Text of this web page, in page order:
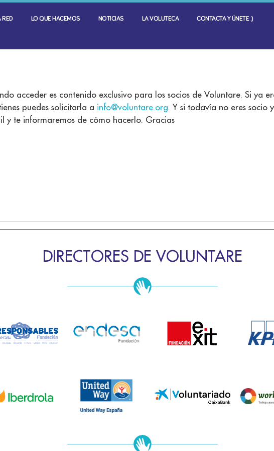
RED LO QUE HACEMOS NOTICIAS LA VOLUTECA CONTACTA Y ÚNETE :)
acceder es contenido exclusivo para los socios de Voluntare. Si ya
puedes solicitarla a info@voluntare.org. Y si todavía no eres socio
y te informaremos de cómo hacerlo. Gracias
DIRECTORES DE VOLUNTARE